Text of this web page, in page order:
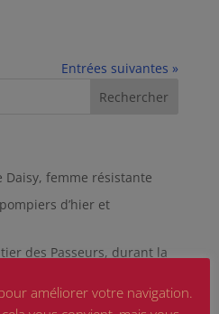
Entrées suivantes »
Daisy, femme résistante
d’hier et
des Passeurs, durant la
» éditée par l’équipe du
améliorer votre navigation.